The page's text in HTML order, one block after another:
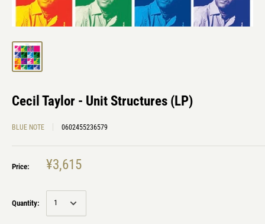
Cecil Taylor - Unit Structures (LP)
BLUE NOTE 0602455236579
Price: ¥3,615
Quantity: